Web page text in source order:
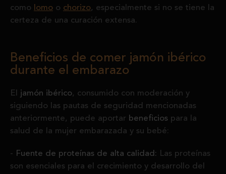
como
lomo o chorizo, especialmente si no se tiene la
certeza de una curación extensa.
Beneficios de comer jamón ibérico
durante el embarazo
El jamón ibérico, consumido con moderación y
siguiendo las pautas de seguridad mencionadas
anteriormente, puede aportar beneficios para la
salud de la mujer embarazada y su bebé:
Fuente de proteínas de alta calidad:
Las proteínas
son esenciales para el crecimiento y desarrollo del